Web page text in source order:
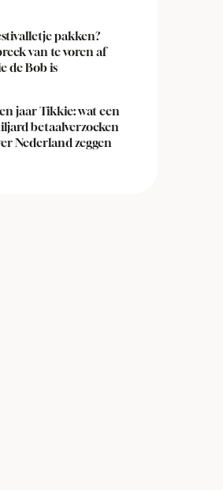
pakken?
van te voren af
de Bob is
jaar Tikkie: wat een
betaalverzoeken
Nederland zeggen